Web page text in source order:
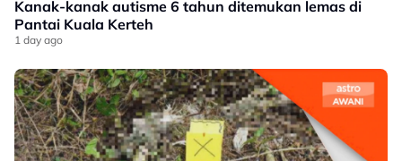
Kanak-kanak autisme 6 tahun ditemukan lemas di
Pantai Kuala Kerteh
1 day ago